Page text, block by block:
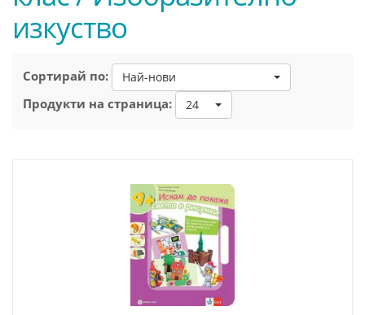
изкуство
Сортирай по: Най-нови
Продукти на страница: 24